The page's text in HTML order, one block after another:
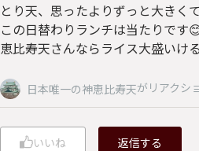
とり天、思ったよりずっと大きく
この日替わりランチは当たりです
恵比寿天さんならライス大盛いけ
日本唯一の神恵比寿天がリアクシ
いいね 返信する